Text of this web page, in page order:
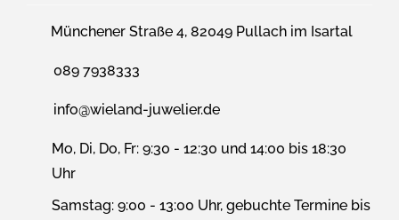
Münchener Straße 4, 82049 Pullach im Isartal
089 7938333
info@wieland-juwelier.de
Mo, Di, Do, Fr: 9:30 - 12:30 und 14:00 bis 18:30
Uhr
Samstag: 9:00 - 13:00 Uhr, gebuchte Termine bis